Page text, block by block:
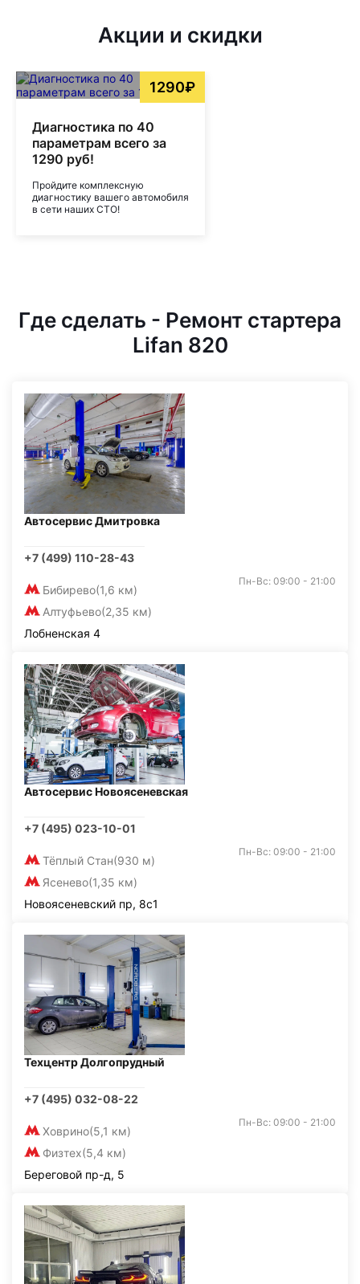
Акции и скидки
1290₽
Диагностика по 40
параметрам всего за
1290 руб!
Пройдите комплексную
диагностику вашего автомобиля
в сети наших СТО!
Где сделать - Ремонт стартера
Lifan 820
Автосервис Дмитровка
+7 (499) 110-28-43
Бибирево(1,6 км)
Алтуфьево(2,35 км)
Пн-Вс: 09:00 - 21:00
Лобненская 4
Автосервис Новоясеневская
+7 (495) 023-10-01
Тёплый Стан(930 м)
Ясенево(1,35 км)
Пн-Вс: 09:00 - 21:00
Новоясеневский пр, 8с1
Техцентр Долгопрудный
+7 (495) 032-08-22
Ховрино(5,1 км)
Физтех(5,4 км)
Пн-Вс: 09:00 - 21:00
Береговой пр-д, 5